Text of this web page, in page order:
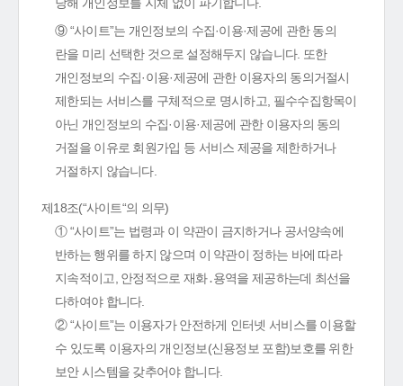
⑨ “사이트”는 개인정보의 수집·이용·제공에 관한 동의
란을 미리 선택한 것으로 설정해두지 않습니다. 또한
개인정보의 수집·이용·제공에 관한 이용자의 동의거절시
제한되는 서비스를 구체적으로 명시하고, 필수수집항목이
아닌 개인정보의 수집·이용·제공에 관한 이용자의 동의
거절을 이유로 회원가입 등 서비스 제공을 제한하거나
거절하지 않습니다.
제18조(“사이트“의 의무)
① “사이트”는 법령과 이 약관이 금지하거나 공서양속에
반하는 행위를 하지 않으며 이 약관이 정하는 바에 따라
지속적이고, 안정적으로 재화․용역을 제공하는데 최선을
다하여야 합니다.
② “사이트”는 이용자가 안전하게 인터넷 서비스를 이용할
수 있도록 이용자의 개인정보(신용정보 포함)보호를 위한
보안 시스템을 갖추어야 합니다.